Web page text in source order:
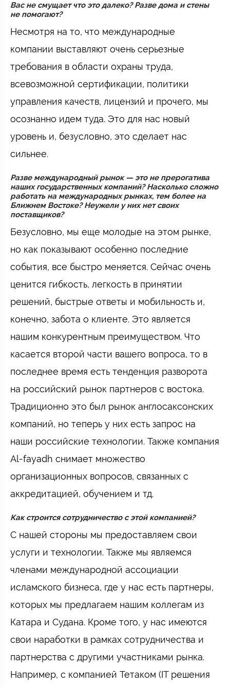
Вас не смущает что это далеко? Разве дома и стены
не помогают?
Несмотря на то, что международные
компании выставляют очень серьезные
требования в области охраны труда,
всевозможной сертификации, политики
управления качеств, лицензий и прочего, мы
осознанно идем туда. Это для нас новый
уровень и, безусловно, это сделает нас
сильнее.
Разве международный рынок — это не прерогатива
наших государственных компаний? Насколько сложно
работать на международных рынках, тем более на
Ближнем Востоке? Неужели у них нет своих
поставщиков?
Безусловно, мы еще молодые на этом рынке,
но как показывают особенно последние
события, все быстро меняется. Сейчас очень
ценится гибкость, легкость в принятии
решений, быстрые ответы и мобильность и,
конечно, забота о клиенте. Это является
нашим конкурентным преимуществом. Что
касается второй части вашего вопроса, то в
последнее время есть тенденция разворота
на российский рынок партнеров с востока.
Традиционно это был рынок англосаксонских
компаний, но теперь у них есть запрос на
наши российские технологии. Также компания
Al-fayadh снимает множество
организационных вопросов, связанных с
аккредитацией, обучением и тд.
Как строится сотрудничество с этой компанией?
С нашей стороны мы предоставляем свои
услуги и технологии. Также мы являемся
членами международной ассоциации
исламского бизнеса, где у нас есть партнеры,
которых мы предлагаем нашим коллегам из
Катара и Судана. Кроме того, у нас имеются
свои наработки в рамках сотрудничества и
партнерства с другими участниками рынка.
Например, с компанией Тетаком (IT решения